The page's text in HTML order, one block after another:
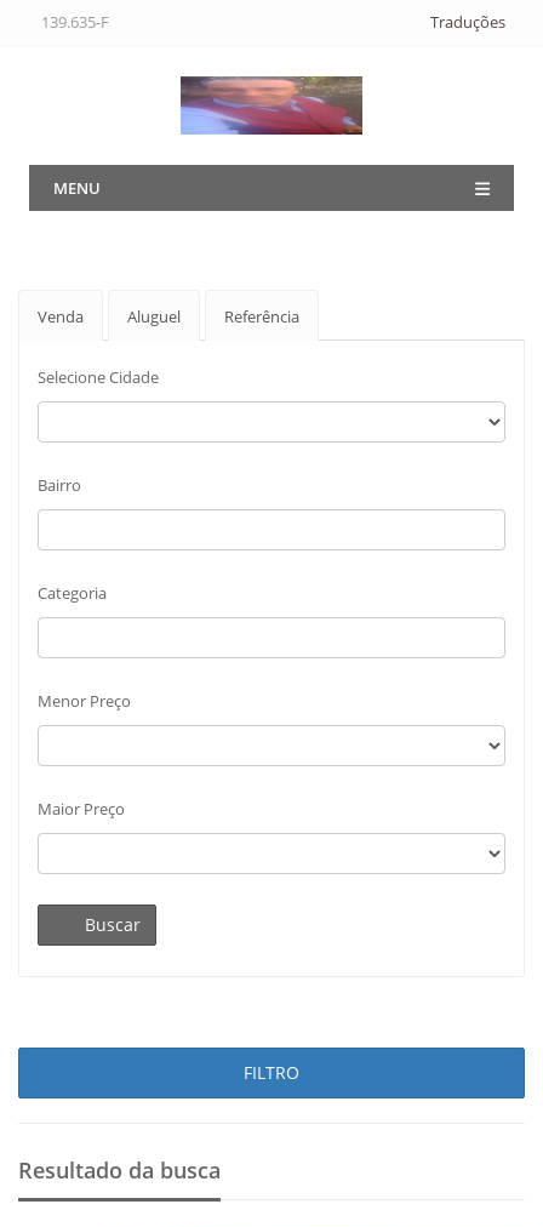
139.635-F Traduções
MENU
Venda Aluguel Referência
Selecione Cidade
Bairro
Categoria
Menor Preço
Maior Preço
Buscar
FILTRO
Resultado da busca